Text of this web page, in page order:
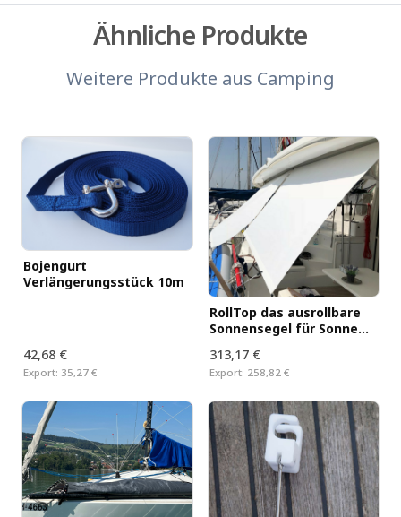
Ähnliche Produkte
Weitere Produkte aus Camping
Bojengurt
Verlängerungsstück 10m
42,68 €
Export: 35,27 €
RollTop das ausrollbare
Sonnensegel für Sonne
313,17 €
Export: 258,82 €